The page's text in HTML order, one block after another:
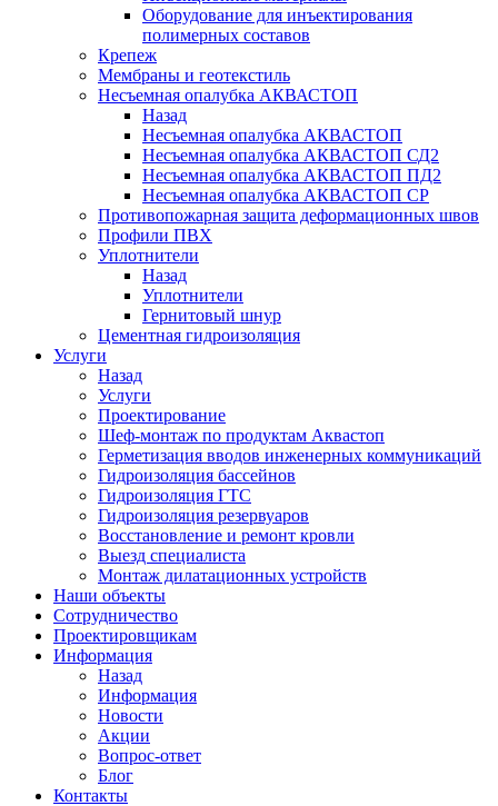
Оборудование для инъектирования
полимерных составов
Крепеж
Мембраны и геотекстиль
Несъемная опалубка АКВАСТОП
Назад
Несъемная опалубка АКВАСТОП
Несъемная опалубка АКВАСТОП СД2
Несъемная опалубка АКВАСТОП ПД2
Несъемная опалубка АКВАСТОП СР
Противопожарная защита деформационных швов
Профили ПВХ
Уплотнители
Назад
Уплотнители
Гернитовый шнур
Цементная гидроизоляция
Услуги
Назад
Услуги
Проектирование
Шеф-монтаж по продуктам Аквастоп
Герметизация вводов инженерных коммуникаций
Гидроизоляция бассейнов
Гидроизоляция ГТС
Гидроизоляция резервуаров
Восстановление и ремонт кровли
Выезд специалиста
Монтаж дилатационных устройств
Наши объекты
Сотрудничество
Проектировщикам
Информация
Назад
Информация
Новости
Акции
Вопрос-ответ
Блог
Контакты